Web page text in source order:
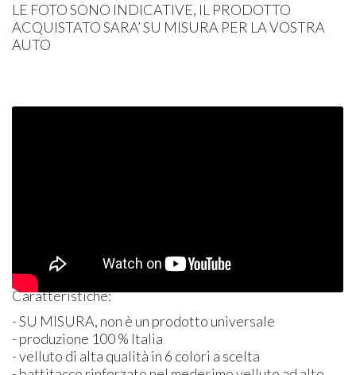
LE FOTOSONO INDICATIVE, IL PRODOTTO
ACQUISTATOSARA’ SU MISURA PER LAVOSTRA
AUTO
Caratteristiche:
- SU MISURA, non è un prodotto universale
- produzione 100 % Italia
- velluto di alta qualità in 6 colori a scelta